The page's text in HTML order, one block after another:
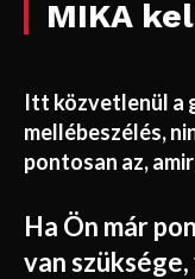
MIKA
Itt közvetlenül a
mellébeszélés,
pontosan az,
Ha Ön már
van